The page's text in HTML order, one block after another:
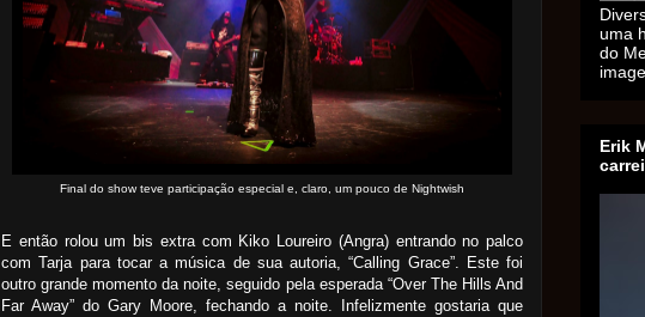
Final do show teve participação especial e, claro, um pouco de Nightwish
E então rolou um bis extra com Kiko Loureiro (Angra) entrando no palco
com Tarja para tocar a música de sua autoria, “Calling Grace”. Este foi
outro grande momento da noite, seguido pela esperada “Over The Hills And
Far Away” do Gary Moore, fechando a noite. Infelizmente gostaria que
uma
do
Erik